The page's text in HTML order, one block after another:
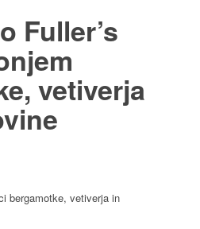
Fuller’s
vetiverja
bergamotke, vetiverja in